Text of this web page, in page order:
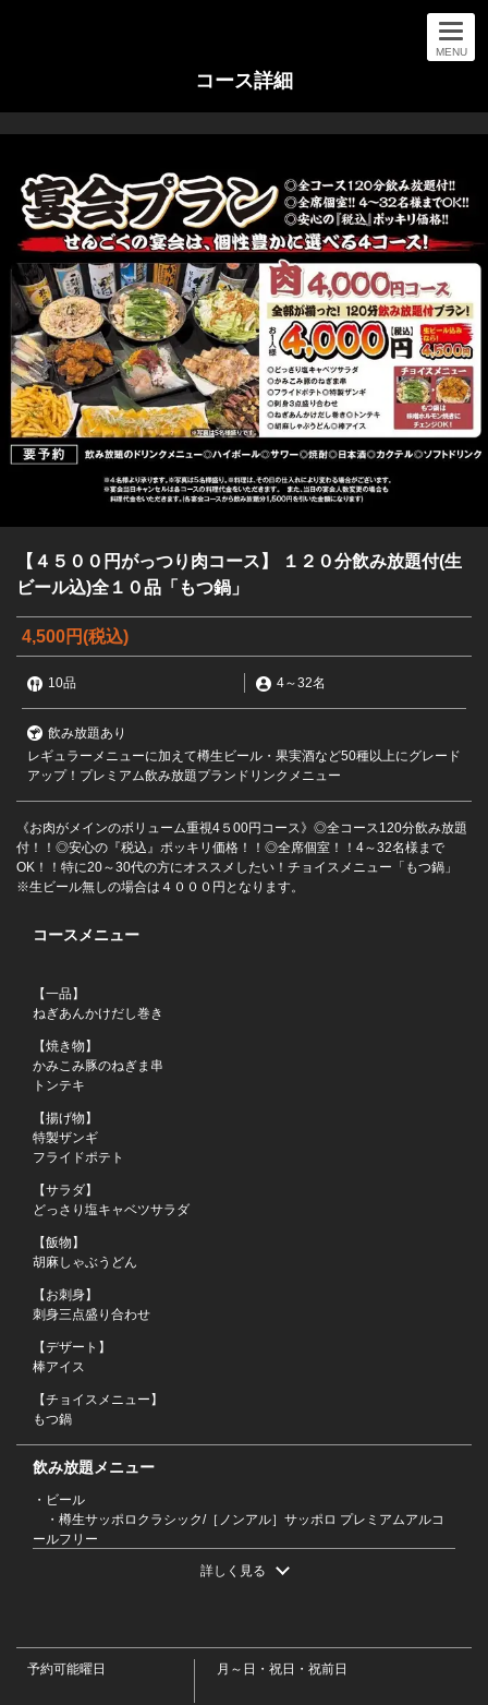
MENU
コース詳細
【４５００円がっつり肉コース】 １２０分飲み放題付(生
ビール込)全１０品「もつ鍋」
4,500円(税込)
10品 4～32名
飲み放題あり
レギュラーメニューに加えて樽生ビール・果実酒など50種以上にグレード
アップ！プレミアム飲み放題プランドリンクメニュー
《お肉がメインのボリューム重視4５00円コース》◎全コース120分飲み放題
付！！◎安心の『税込』ポッキリ価格！！◎全席個室！！4～32名様まで
OK！！特に20～30代の方にオススメしたい！チョイスメニュー「もつ鍋」
※生ビール無しの場合は４０００円となります。
コースメニュー
【一品】
ねぎあんかけだし巻き
【焼き物】
かみこみ豚のねぎま串
トンテキ
【揚げ物】
特製ザンギ
フライドポテト
【サラダ】
どっさり塩キャベツサラダ
【飯物】
胡麻しゃぶうどん
【お刺身】
刺身三点盛り合わせ
【デザート】
棒アイス
【チョイスメニュー】
もつ鍋
飲み放題メニュー
・ビール
・樽生サッポロクラシック/［ノンアル］サッポロ プレミアムアルコ
ールフリー
・角ハイボール/デュワーズハイボール/くしろ夕日ハイボール
・焼酎［ロック・水割り・お湯割り］
・鏡月(甲類)/白糖 鍛高譚(紫蘇)/黒霧島(芋)/一刻者(芋)/からり芋(芋)/和
詳しく見る
予約可能曜日 月～日・祝日・祝前日
【４５００円がっつり肉コース】 １２０分飲み放題付(生ビ
北海道釧路市末広町２丁目２２番１号